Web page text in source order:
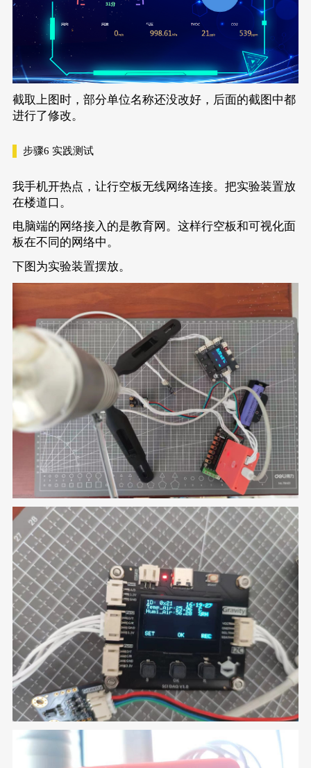
截取上图时，部分单位名称还没改好，后面的截图中都
进行了修改。
步骤6 实践测试
我手机开热点，让行空板无线网络连接。把实验装置放
在楼道口。
电脑端的网络接入的是教育网。这样行空板和可视化面
板在不同的网络中。
下图为实验装置摆放。